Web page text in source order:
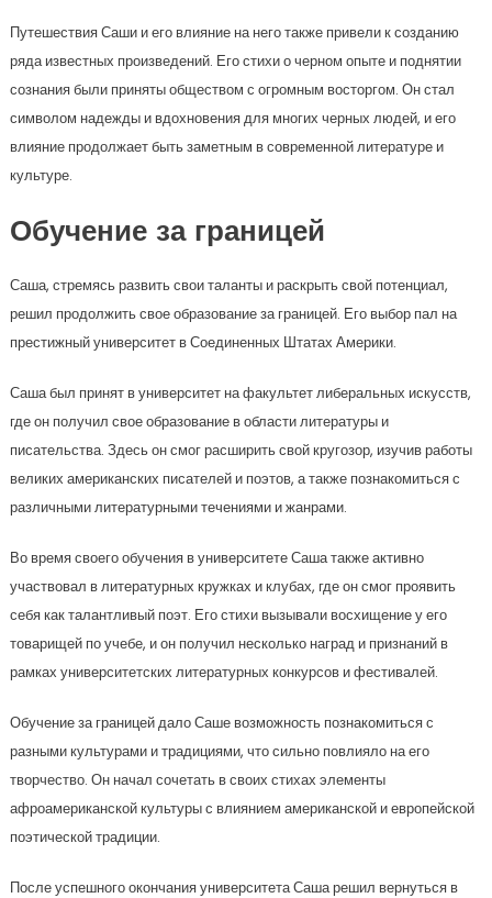
Путешествия Саши и его влияние на него также привели к созданию
ряда известных произведений. Его стихи о черном опыте и поднятии
сознания были приняты обществом с огромным восторгом. Он стал
символом надежды и вдохновения для многих черных людей, и его
влияние продолжает быть заметным в современной литературе и
культуре.
Обучение за границей
Саша, стремясь развить свои таланты и раскрыть свой потенциал,
решил продолжить свое образование за границей. Его выбор пал на
престижный университет в Соединенных Штатах Америки.
Саша был принят в университет на факультет либеральных искусств,
где он получил свое образование в области литературы и
писательства. Здесь он смог расширить свой кругозор, изучив работы
великих американских писателей и поэтов, а также познакомиться с
различными литературными течениями и жанрами.
Во время своего обучения в университете Саша также активно
участвовал в литературных кружках и клубах, где он смог проявить
себя как талантливый поэт. Его стихи вызывали восхищение у его
товарищей по учебе, и он получил несколько наград и признаний в
рамках университетских литературных конкурсов и фестивалей.
Обучение за границей дало Саше возможность познакомиться с
разными культурами и традициями, что сильно повлияло на его
творчество. Он начал сочетать в своих стихах элементы
афроамериканской культуры с влиянием американской и европейской
поэтической традиции.
После успешного окончания университета Саша решил вернуться в